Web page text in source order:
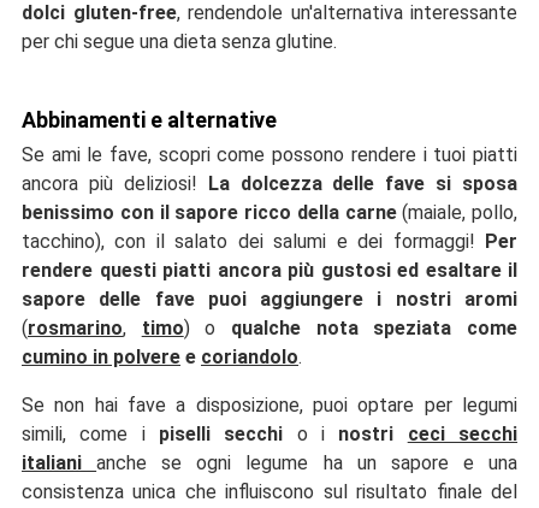
dolci gluten-free, rendendole un'alternativa interessante
per chi segue una dieta senza glutine.
Abbinamenti e alternative
Se ami le fave, scopri come possono rendere i tuoi piatti
ancora più deliziosi!
La dolcezza delle fave si sposa
benissimo con il sapore ricco della carne(maiale, pollo,
tacchino), con il salato dei salumi e dei formaggi!
Per
rendere questi piatti ancora più gustosi ed esaltare il
sapore delle fave puoi aggiungere i nostri aromi
(rosmarino, timo) o qualche nota speziata come
cumino in polvere e coriandolo.
Se non hai fave a disposizione, puoi optare per legumi
simili, come i piselli secchi o i nostri ceci secchi
italianianche se ogni legume ha un sapore e una
consistenza unica che influiscono sul risultato finale del